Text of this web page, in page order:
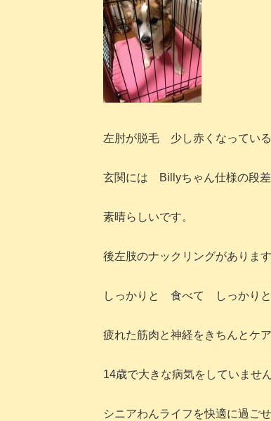
左肘が脱毛 少し赤くなってい
玄関には Billyちゃん仕様の段差
素晴らしいです。
後左肢のナックリングがありま
しっかりと 食べて しっかり
疲れた筋肉と神経をきちんとケ
14歳で大きな病気をしていませ
シニアわんライフを快適に過ご